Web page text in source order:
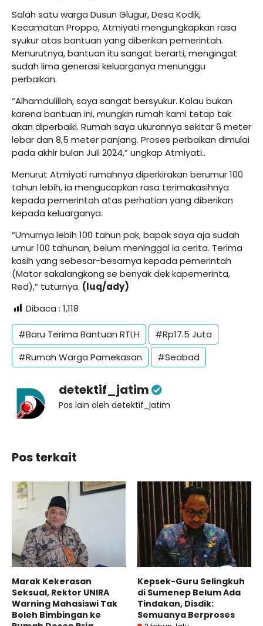
Salah satu warga Dusun Glugur, Desa Kodik,
Kecamatan Proppo, Atmiyati mengungkapkan rasa
syukur atas bantuan yang diberikan pemerintah.
Menurutnya, bantuan itu sangat berarti, mengingat
sudah lima generasi keluarganya menunggu
perbaikan.
“Alhamdulillah, saya sangat bersyukur. Kalau bukan
karena bantuan ini, mungkin rumah kami tetap tak
akan diperbaiki. Rumah saya ukurannya sekitar 6 meter
lebar dan 8,5 meter panjang. Proses perbaikan dimulai
pada akhir bulan Juli 2024,” ungkap Atmiyati..
Menurut Atmiyati rumahnya diperkirakan berumur 100
tahun lebih, ia mengucapkan rasa terimakasihnya
kepada pemerintah atas perhatian yang diberikan
kepada keluarganya.
“Umurnya lebih 100 tahun pak, bapak saya aja sudah
umur 100 tahunan, belum meninggal ia cerita. Terima
kasih yang sebesar-besarnya kepada pemerintah
(Mator sakalangkong se benyak dek kapemerinta,
Red),” tuturnya. (luq/ady)
Dibaca : 1,118
#Baru Terima Bantuan RTLH
#Rp17.5 Juta
#Rumah Warga Pamekasan
#Seabad
detektif_jatim
Pos lain oleh detektif_jatim
Pos terkait
Marak Kekerasan
Seksual, Rektor UNIRA
Warning Mahasiswi Tak
Boleh Bimbingan ke
Kepsek-Guru Selingkuh
di Sumenep Belum Ada
Tindakan, Disdik:
Semuanya Berproses